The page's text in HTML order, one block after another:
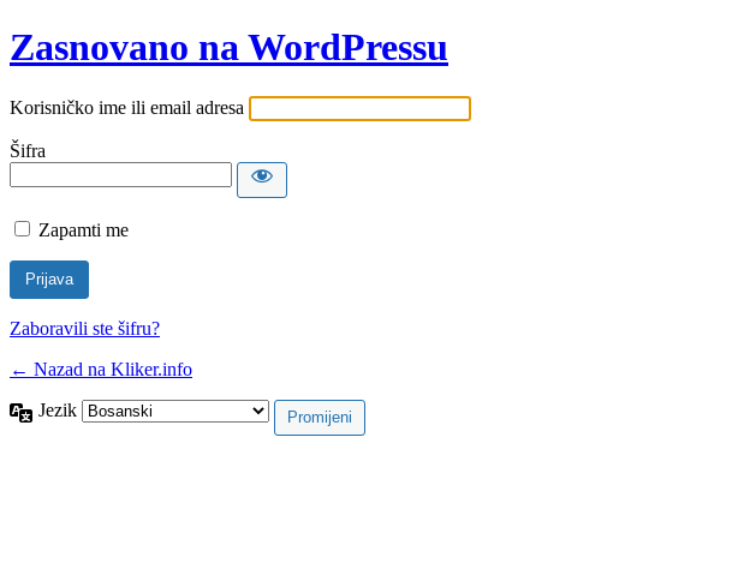
Zasnovano na WordPressu
Korisničko ime ili email adresa
Šifra
Zapamti me
Zaboravili ste šifru?
← Nazad na Kliker.info
Jezik